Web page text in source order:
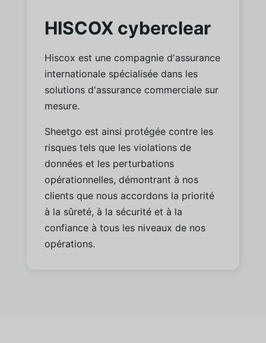
HISCOX cyberclear
Hiscox est une compagnie d'assurance
internationale spécialisée dans les
solutions d'assurance commerciale sur
mesure.
Sheetgo est ainsi protégée contre les
risques tels que les violations de
données et les perturbations
opérationnelles, démontrant à nos
clients que nous accordons la priorité
à la sûreté, à la sécurité et à la
confiance à tous les niveaux de nos
opérations.